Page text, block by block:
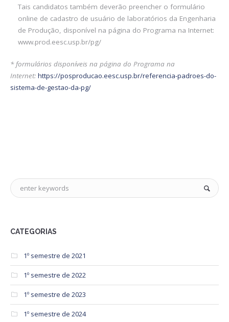
Tais candidatos também deverão preencher o formulário
online de cadastro de usuário de laboratórios da Engenharia
de Produção, disponível na página do Programa na Internet:
www.prod.eesc.usp.br/pg/
* formulários disponíveis na página do Programa na
Internet: https://posproducao.eesc.usp.br/referencia-padroes-do-
sistema-de-gestao-da-pg/
CATEGORIAS
1º semestre de 2021
1º semestre de 2022
1º semestre de 2023
1º semestre de 2024